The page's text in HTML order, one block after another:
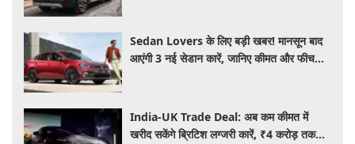
Sedan Lovers के लिए बड़ी खबर! मानसून बाद
आएंगी 3 नई सेडान कारें, जानिए कीमत और फीचर्स
India-UK Trade Deal: अब कम कीमत में
खरीद सकेंगे ब्रिटिश लग्जरी कारें, ₹4 करोड़ तक